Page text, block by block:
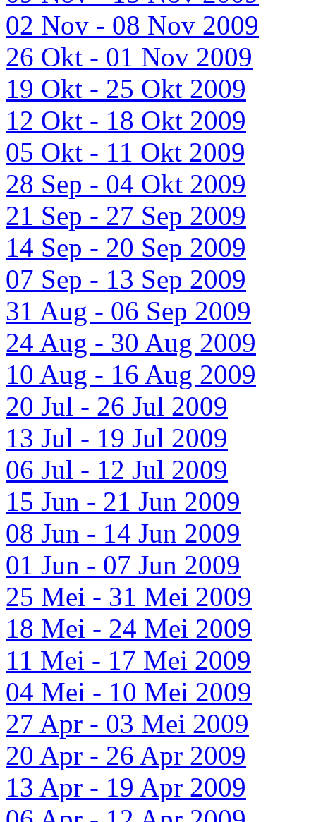
02 Nov - 08 Nov 2009
26 Okt - 01 Nov 2009
19 Okt - 25 Okt 2009
12 Okt - 18 Okt 2009
05 Okt - 11 Okt 2009
28 Sep - 04 Okt 2009
21 Sep - 27 Sep 2009
14 Sep - 20 Sep 2009
07 Sep - 13 Sep 2009
31 Aug - 06 Sep 2009
24 Aug - 30 Aug 2009
10 Aug - 16 Aug 2009
20 Jul - 26 Jul 2009
13 Jul - 19 Jul 2009
06 Jul - 12 Jul 2009
15 Jun - 21 Jun 2009
08 Jun - 14 Jun 2009
01 Jun - 07 Jun 2009
25 Mei - 31 Mei 2009
18 Mei - 24 Mei 2009
11 Mei - 17 Mei 2009
04 Mei - 10 Mei 2009
27 Apr - 03 Mei 2009
20 Apr - 26 Apr 2009
13 Apr - 19 Apr 2009